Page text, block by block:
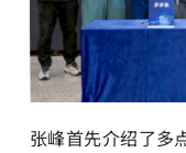
张峰首先介绍了多